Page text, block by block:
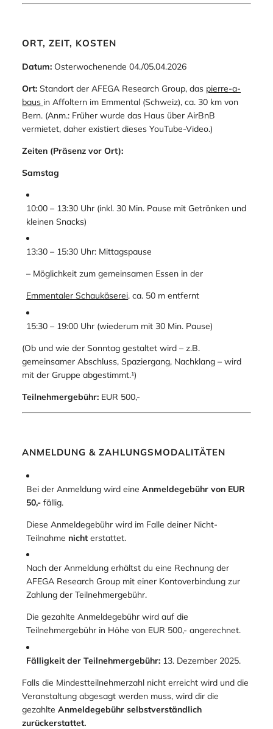
ORT, ZEIT, KOSTEN
Datum: Osterwochenende 04./05.04.2026
Ort: Standort der AFEGA Research Group, das pierre-a-
baus in Affoltern im Emmental (Schweiz), ca. 30 km von
Bern. (Anm.: Früher wurde das Haus über AirBnB
vermietet, daher existiert dieses YouTube-Video.)
Zeiten (Präsenz vor Ort):
Samstag
10:00 – 13:30 Uhr (inkl. 30 Min. Pause mit Getränken und
kleinen Snacks)
13:30 – 15:30 Uhr: Mittagspause
– Möglichkeit zum gemeinsamen Essen in der
Emmentaler Schaukäserei, ca. 50 m entfernt
15:30 – 19:00 Uhr (wiederum mit 30 Min. Pause)
(Ob und wie der Sonntag gestaltet wird – z.B.
gemeinsamer Abschluss, Spaziergang, Nachklang – wird
mit der Gruppe abgestimmt.¹)
Teilnehmergebühr: EUR 500,-
ANMELDUNG & ZAHLUNGSMODALITÄTEN
Bei der Anmeldung wird eine Anmeldegebühr von EUR
50,- fällig.
Diese Anmeldegebühr wird im Falle deiner Nicht-
Teilnahme nicht erstattet.
Nach der Anmeldung erhältst du eine Rechnung der
AFEGA Research Group mit einer Kontoverbindung zur
Zahlung der Teilnehmergebühr.
Die gezahlte Anmeldegebühr wird auf die
Teilnehmergebühr in Höhe von EUR 500,- angerechnet.
Fälligkeit der Teilnehmergebühr: 13. Dezember 2025.
Falls die Mindestteilnehmerzahl nicht erreicht wird und die
Veranstaltung abgesagt werden muss, wird dir die
gezahlte Anmeldegebühr selbstverständlich
zurückerstattet.